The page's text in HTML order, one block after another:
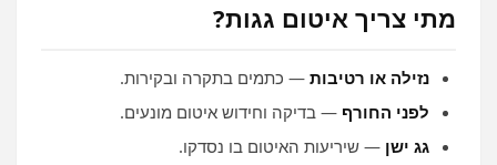
מתי צריך איטום גגות?
נזילה או רטיבות — כתמים בתקרה ובקירות.
לפני החורף — בדיקה וחידוש איטום מונעים.
גג ישן — שיריעות האיטום בו נסדקו.